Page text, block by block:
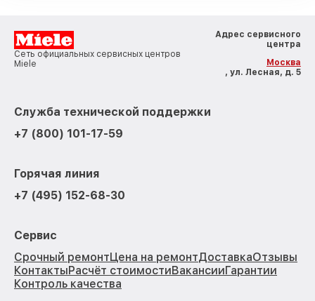
Сеть официальных сервисных центров
Miele
Адрес сервисного
центра
Москва
, ул. Лесная, д. 5
Служба технической поддержки
+7 (800) 101-17-59
Горячая линия
+7 (495) 152-68-30
Сервис
Срочный ремонтЦена на ремонтДоставкаОтзывы
КонтактыРасчёт стоимостиВакансииГарантии
Контроль качества